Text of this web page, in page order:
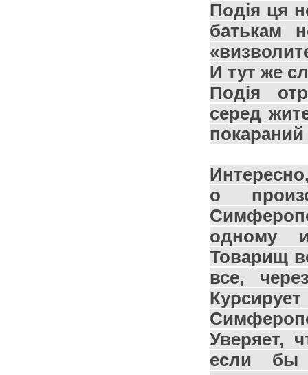
Подія ця
батькам
И тут же
Подія
серед
о
одному
Товарищ
все,
Уверяет,
если бы